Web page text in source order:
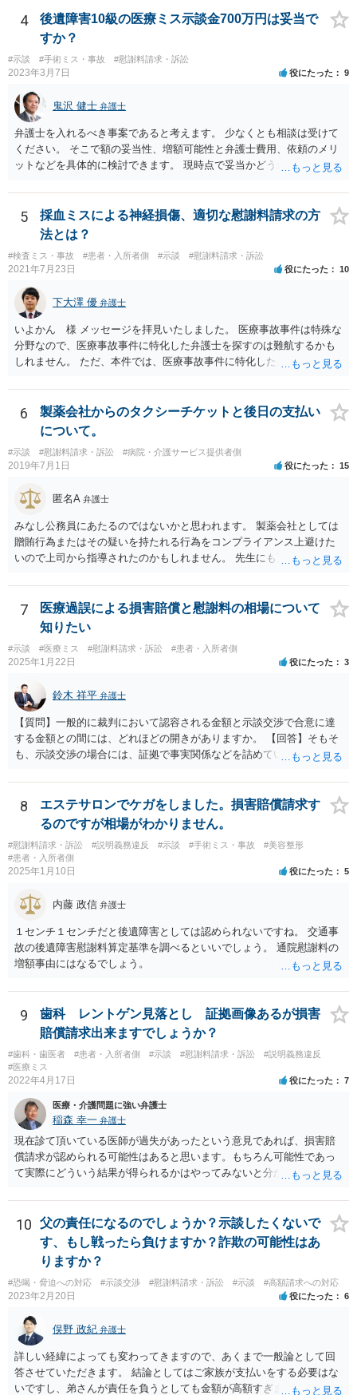
4
後遺障害10級の医療ミス示談金700万円は妥当で
すか？
#示談 #手術ミス・事故 #慰謝料請求・訴訟
2023年3月7日 役にたった 9
鬼沢 健士 弁護士
弁護士を入れるべき事案であると考えます。 少なくとも相談は受けて
ください。 そこで額の妥当性、増額可能性と弁護士費用、依頼のメリ
ットなどを具体的に検討できます。 現時点で妥当かどうかを即断する
5
採血ミスによる神経損傷、適切な慰謝料請求の方
法とは？
#検査ミス・事故 #患者・入所者側 #示談 #慰謝料請求・訴訟
2021年7月23日 役にたった 10
下大澤 優 弁護士
いよかん 様 メッセージを拝見いたしました。 医療事故事件は特殊な
分野なので、医療事故事件に特化した弁護士を探すのは難航するかも
しれません。 ただ、本件では、医療事故事件に特化した弁護士でなく
の過失（医療ミス）の立証なのですが、本件では過失自体には争いが
ないため、損害額の立証が主なポイントになります。 損害額に立証に
関しては、交通事故事件と同様の発想で考えればよいので、対応でき
る弁護士は多いと思います。 今後の交渉については、ご自身で対応さ
れることも可能ではありますが、相手方保険会社は容易に増額に応じ
ない（多少の増額はあり得るとしても、裁判基準での和解は難しい）
と思われます。 弁護士が介入することにより提示額が大きく変わるこ
とは多々あるため、可能であれば弁護士に依頼した上での交渉をお勧
めしたいところです。
6
製薬会社からのタクシーチケットと後日の支払い
について。
#示談 #慰謝料請求・訴訟 #病院・介護サービス提供者側
2019年7月1日 役にたった 15
匿名A 弁護士
みなし公務員にあたるのではないかと思われます。 製薬会社としては
贈賄行為またはその疑いを持たれる行為をコンプライアンス上避けた
いので上司から指導されたのかもしれません。 先生にも万一迷惑をか
7
医療過誤による損害賠償と慰謝料の相場について
知りたい
#示談 #医療ミス #慰謝料請求・訴訟 #患者・入所者側
2025年1月22日 役にたった 3
鈴木 祥平 弁護士
【質問】一般的に裁判において認容される金額と示談交渉で合意に達
する金額との間には、どれほどの開きがありますか。 【回答】そもそ
も、示談交渉の場合には、証拠で事実関係などを詰めていないことが
程度にはなると思います。
8
エステサロンでケガをしました。損害賠償請求す
るのですが相場がわかりません。
#慰謝料請求・訴訟 #説明義務違反 #示談 #手術ミス・事故
#美容整形
#患者・入所者側
2025年1月10日 役にたった 5
内藤 政信 弁護士
１センチ１センチだと後遺障害としては認められないですね。 交通事
故の後遺障害慰謝料算定基準を調べるといいでしょう。 通院慰謝料の
増額事由にはなるでしょう。
9
歯科 レントゲン見落とし 証拠画像あるが損害
賠償請求出来ますでしょうか？
#歯科・歯医者 #患者・入所者側 #示談 #慰謝料請求・訴訟
#説明義務違反
#医療ミス
2022年4月17日 役にたった 7
医療・介護問題に強い弁護士
稲森 幸一 弁護士
現在診て頂いている医師が過失があったという意見であれば、損害賠
償請求が認められる可能性はあると思います。もちろん可能性であっ
て実際にどういう結果が得られるかはやってみないと分かりません
療費や精神的苦痛を受けた分の慰謝料や仕事に影響があれば休業損害
などが考えられます。 頑張ってください。
10
父の責任になるのでしょうか？示談したくないで
す、もし戦ったら負けますか？詐欺の可能性はあ
りますか？
#恐喝・脅迫への対応 #示談交渉 #慰謝料請求・訴訟 #示談 #高額請求への対応
2023年2月20日 役にたった 6
俣野 政紀 弁護士
詳しい経緯によっても変わってきますので、あくまで一般論として回
答させていただきます。 結論としてはご家族が支払いをする必要はな
いですし、弟さんが責任を負うとしても金額が高額すぎます。 仮に弟